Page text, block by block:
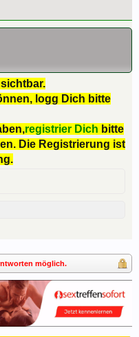
logg Dich bitte
registrier Dich bitte
Die Registrierung ist
möglich.